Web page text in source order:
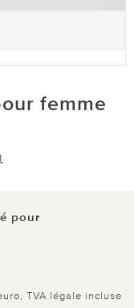
femme
pour
TVA légale incluse